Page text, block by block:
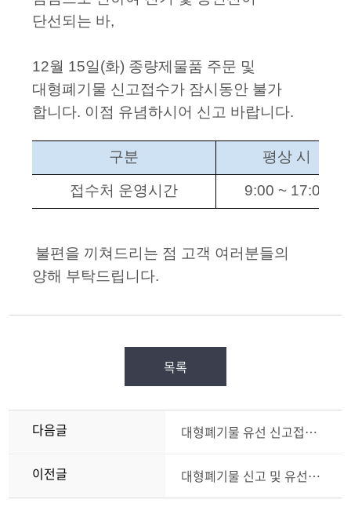
단선되는 바,
12월 15일(화) 종량제물품 주문 및
대형폐기물 신고접수가 잠시동안 불가
합니다. 이점 유념하시어 신고 바랍니다.
구분 평상 시
접수처 운영시 간 9:00 ~ 17:00
불편을 끼쳐드리는 점 고객 여러분들의
양해 부탁드립니다.
목록
다음글 대형폐기물 유선 신고접수 서비스 일시 중단 안내
이전글 대형폐기물 신고 및 유선문의 서비스 중단 안내